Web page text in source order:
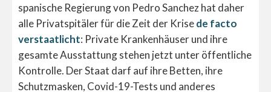
spanische Regierung von Pedro Sanchez hat daher
alle Privatspitäler für die Zeit der Krisede facto
verstaatlicht: Private Krankenhäuser und ihre
gesamte Ausstattung stehen jetzt unter öffentliche
Kontrolle. Der Staat darf auf ihre Betten, ihre
Schutzmasken, Covid-19-Tests und anderes